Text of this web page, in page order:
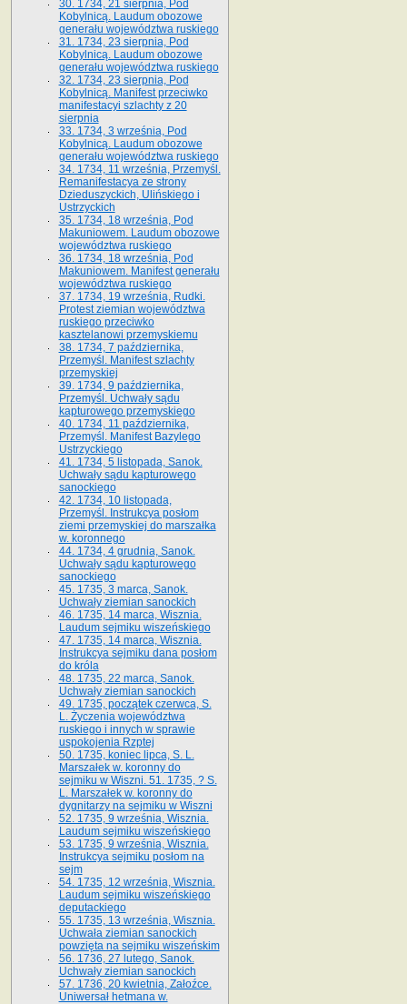
30. 1734, 21 sierpnia, Pod
Kobylnicą. Laudum obozowe
generału województwa ruskiego
31. 1734, 23 sierpnia, Pod
Kobylnicą. Laudum obozowe
generału województwa ruskiego
32. 1734, 23 sierpnia, Pod
Kobylnicą. Manifest przeciwko
manifestacyi szlachty z 20
sierpnia
33. 1734, 3 września, Pod
Kobylnicą. Laudum obozowe
generału województwa ruskiego
34. 1734, 11 września, Przemyśl.
Remanifestacya ze strony
Dzieduszyckich, Ulińskiego i
Ustrzyckich
35. 1734, 18 września, Pod
Makuniowem. Laudum obozowe
województwa ruskiego
36. 1734, 18 września, Pod
Makuniowem. Manifest generału
województwa ruskiego
37. 1734, 19 września, Rudki.
Protest ziemian województwa
ruskiego przeciwko
kasztelanowi przemyskiemu
38. 1734, 7 października,
Przemyśl. Manifest szlachty
przemyskiej
39. 1734, 9 października,
Przemyśl. Uchwały sądu
kapturowego przemyskiego
40. 1734, 11 października,
Przemyśl. Manifest Bazylego
Ustrzyckiego
41. 1734, 5 listopada, Sanok.
Uchwały sądu kapturowego
sanockiego
42. 1734, 10 listopada,
Przemyśl. Instrukcya posłom
ziemi przemyskiej do marszałka
w. koronnego
44. 1734, 4 grudnia, Sanok.
Uchwały sądu kapturowego
sanockiego
45. 1735, 3 marca, Sanok.
Uchwały ziemian sanockich
46. 1735, 14 marca, Wisznia.
Laudum sejmiku wiszeńskiego
47. 1735, 14 marca, Wisznia.
Instrukcya sejmiku dana posłom
do króla
48. 1735, 22 marca, Sanok.
Uchwały ziemian sanockich
49. 1735, początek czerwca, S.
L. Życzenia województwa
ruskiego i innych w sprawie
uspokojenia Rzptej
50. 1735, koniec lipca, S. L.
Marszałek w. koronny do
sejmiku w Wiszni. 51. 1735, ? S.
L. Marszałek w. koronny do
dygnitarzy na sejmiku w Wiszni
52. 1735, 9 września, Wisznia.
Laudum sejmiku wiszeńskiego
53. 1735, 9 września, Wisznia.
Instrukcya sejmiku posłom na
sejm
54. 1735, 12 września, Wisznia.
Laudum sejmiku wiszeńskiego
deputackiego
55. 1735, 13 września, Wisznia.
Uchwała ziemian sanockich
powzięta na sejmiku wiszeńskim
56. 1736, 27 lutego, Sanok.
Uchwały ziemian sanockich
57. 1736, 20 kwietnia, Załoźce.
Uniwersał hetmana w.